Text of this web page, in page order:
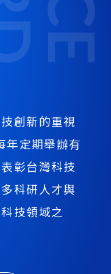
創新的重視
年定期舉辦有
彰台灣科技
科研人才與
技領域之